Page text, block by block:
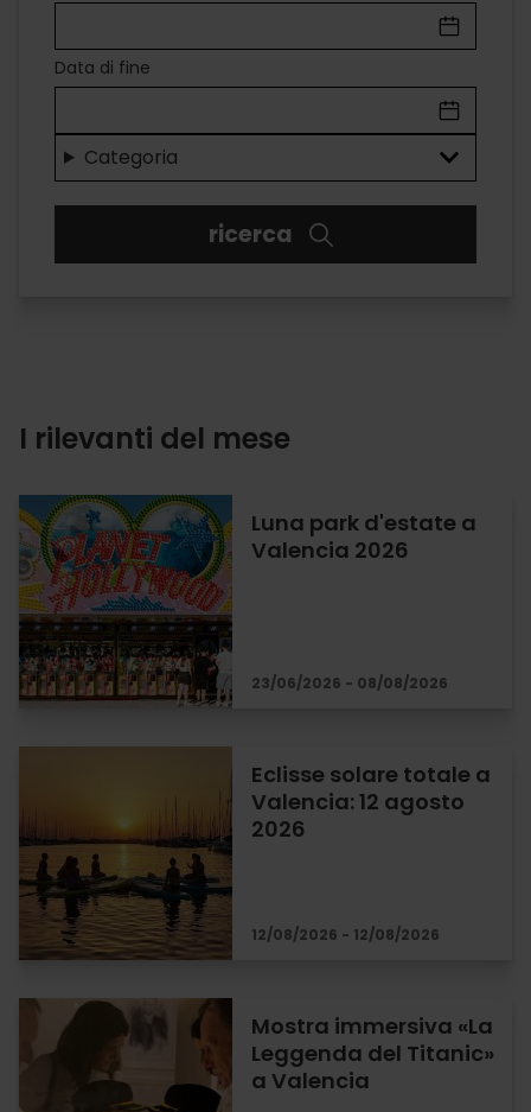
VALÈNCIA
Divertimento
per
tutti
i
Data di fine
Categoria
ricerca
I rilevanti del mese
Luna park d'estate a
Valencia 2026
23/06/2026 - 08/08/2026
Eclisse solare totale a
Valencia: 12 agosto
2026
12/08/2026 - 12/08/2026
Mostra immersiva «La
Leggenda del Titanic»
a Valencia